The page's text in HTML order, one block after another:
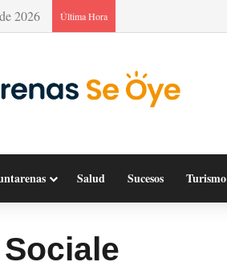
2026 Última Hora
Salud Sucesos Turismo